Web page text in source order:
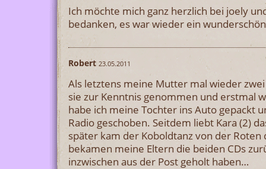
Ich möchte mich ganz herzlich bei joely
bedanken, es war wieder ein
Robert 23.05.2011
Als letztens meine Mutter mal wieder
sie zur Kenntnis genommen und erstmal
habe ich meine Tochter ins Auto gepackt
Radio geschoben. Seitdem liebt Kara (2)
später kam der Koboldtanz von der Roten
bekamen meine Eltern die beiden CDs
inzwischen aus der Post geholt haben…